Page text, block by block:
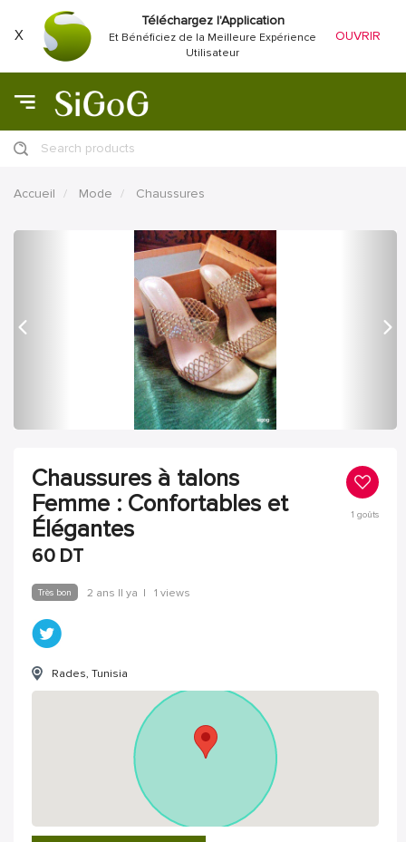
X
Téléchargez l'Application
Et Bénéficiez de la Meilleure Expérience
Utilisateur
OUVRIR
Search products
Accueil Mode Chaussures
Chaussures à talons
Femme : Confortables et
Élégantes
60 DT
1 goûts
Très bon 2 ans Il ya | 1 views
Rades, Tunisia